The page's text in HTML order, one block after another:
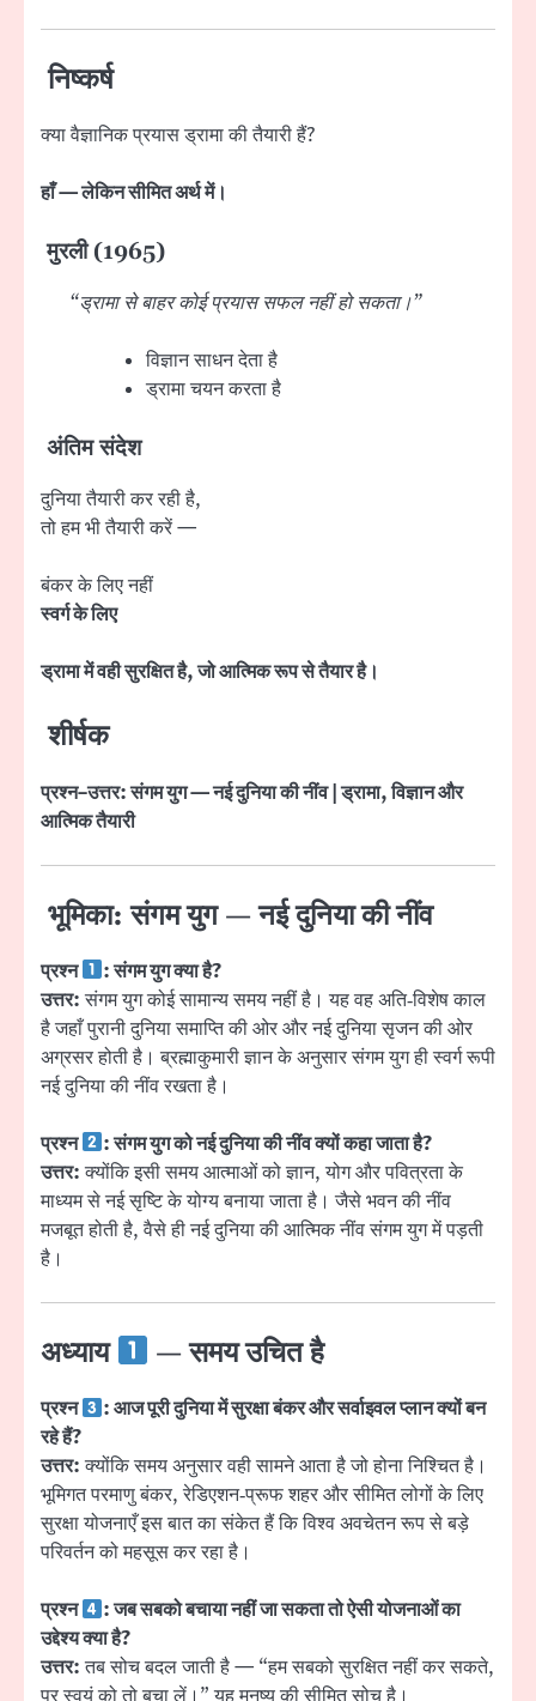
निष्कर्ष
क्या वैज्ञानिक प्रयास ड्रामा की तैयारी हैं?
हाँ — लेकिन सीमित अर्थ में।
मुरली (1965)
“ड्रामा से बाहर कोई प्रयास सफल नहीं हो सकता।”
विज्ञान साधन देता है
ड्रामा चयन करता है
अंतिम संदेश
दुनिया तैयारी कर रही है,
तो हम भी तैयारी करें —
बंकर के लिए नहीं
स्वर्ग के लिए
ड्रामा में वही सुरक्षित है, जो आत्मिक रूप से तैयार है।
शीर्षक
प्रश्न–उत्तर: संगम युग — नई दुनिया की नींव | ड्रामा, विज्ञान और
आत्मिक तैयारी
भूमिका: संगम युग — नई दुनिया की नींव
प्रश्न
: संगम युग क्या है?
उत्तर:संगम युग कोई सामान्य समय नहीं है। यह वह अति‑विशेष काल
है जहाँ पुरानी दुनिया समाप्ति की ओर और नई दुनिया सृजन की ओर
अग्रसर होती है। ब्रह्माकुमारी ज्ञान के अनुसार संगम युग ही स्वर्ग रूपी
नई दुनिया की नींव रखता है।
प्रश्न
: संगम युग को नई दुनिया की नींव क्यों कहा जाता है?
उत्तर:क्योंकि इसी समय आत्माओं को ज्ञान, योग और पवित्रता के
माध्यम से नई सृष्टि के योग्य बनाया जाता है। जैसे भवन की नींव
मजबूत होती है, वैसे ही नई दुनिया की आत्मिक नींव संगम युग में पड़ती
है।
अध्याय — समय उचित है
प्रश्न
: आज पूरी दुनिया में सुरक्षा बंकर और सर्वाइवल प्लान क्यों बन
रहे हैं?
उत्तर:क्योंकि समय अनुसार वही सामने आता है जो होना निश्चित है।
भूमिगत परमाणु बंकर, रेडिएशन‑प्रूफ शहर और सीमित लोगों के लिए
सुरक्षा योजनाएँ इस बात का संकेत हैं कि विश्व अवचेतन रूप से बड़े
परिवर्तन को महसूस कर रहा है।
प्रश्न
: जब सबको बचाया नहीं जा सकता तो ऐसी योजनाओं का
उद्देश्य क्या है?
उत्तर:तब सोच बदल जाती है — “हम सबको सुरक्षित नहीं कर सकते,